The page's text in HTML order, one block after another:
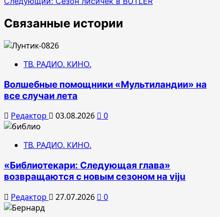
записям
Связанные истории
ТВ. РАДИО. КИНО.
Волшебные помощники «Мультиландии» на
все случаи лета
Редактор 03.08.2026 0
ТВ. РАДИО. КИНО.
«Библиотекари: Следующая глава»
возвращаются с новым сезоном на viju
Редактор 27.07.2026 0